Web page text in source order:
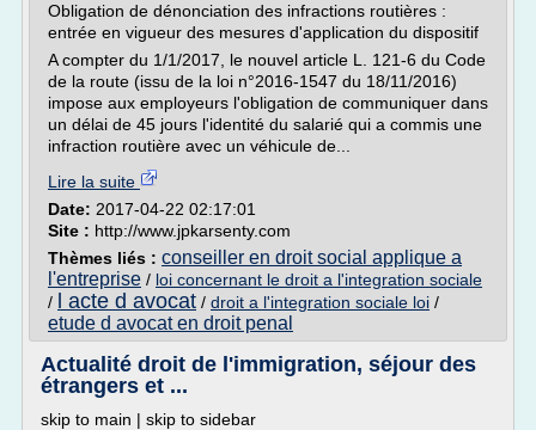
Obligation de dénonciation des infractions routières :
entrée en vigueur des mesures d'application du dispositif
A compter du 1/1/2017, le nouvel article L. 121-6 du Code
de la route (issu de la loi n°2016-1547 du 18/11/2016)
impose aux employeurs l'obligation de communiquer dans
un délai de 45 jours l'identité du salarié qui a commis une
infraction routière avec un véhicule de...
Lire la suite
Date: 2017-04-22 02:17:01
Site : http://www.jpkarsenty.com
Thèmes liés : conseiller en droit social applique a
l'entreprise / loi concernant le droit a l'integration sociale
/
l acte d avocat / droit a l'integration sociale loi /
etude d avocat en droit penal
Actualité droit de l'immigration, séjour des
étrangers et ...
skip to main | skip to sidebar